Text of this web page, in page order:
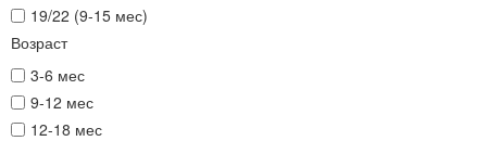
19/22 (9-15 мес)
Возраст
3-6 мес
9-12 мес
12-18 мес